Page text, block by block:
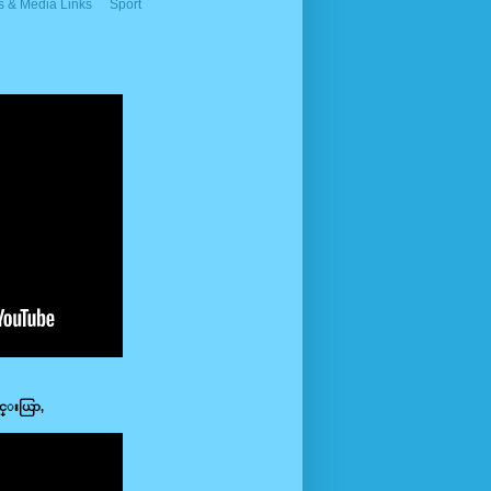
& Media Links Sport
းယြာ,